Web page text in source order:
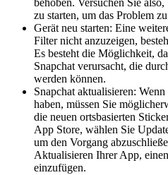
behoben. Versuchen Sie
zu starten, um das Problem
Gerät neu starten: Eine
Filter nicht anzuzeigen,
Es besteht die Möglichkeit,
Snapchat verursacht, die
werden können.
Snapchat aktualisieren:
haben, müssen Sie
die neuen ortsbasierten
App Store, wählen Sie
um den Vorgang
Aktualisieren Ihrer App,
einzufügen.